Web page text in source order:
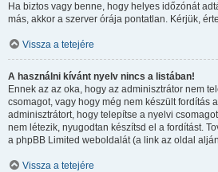
Ha biztos vagy benne, hogy helyes időzónát
más, akkor a szerver órája pontatlan. Kérjük,
Vissza a tetejére
A használni kívánt nyelv nincs a listában!
Ennek az az oka, hogy az adminisztrátor nem
csomagot, vagy hogy még nem készült fordítás
adminisztrátort, hogy telepítse a nyelvi
nem létezik, nyugodtan készítsd el a fordítást.
a phpBB Limited weboldalát (a link az oldal
Vissza a tetejére